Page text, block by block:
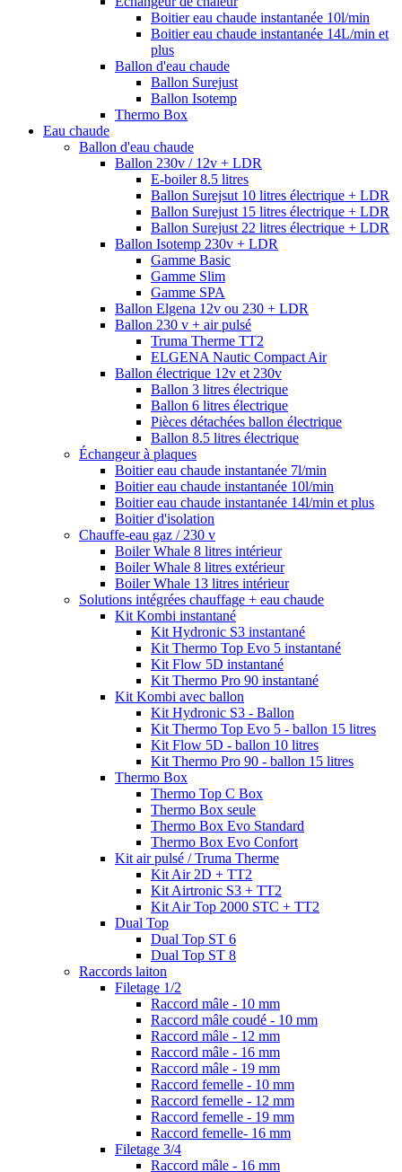
Boitier eau chaude instantanée 10l/min
Boitier eau chaude instantanée 14L/min et
plus
Ballon d'eau chaude
Ballon Surejust
Ballon Isotemp
Thermo Box
Eau chaude
Ballon d'eau chaude
Ballon 230v / 12v + LDR
E-boiler 8.5 litres
Ballon Surejsut 10 litres électrique + LDR
Ballon Surejust 15 litres électrique + LDR
Ballon Surejust 22 litres électrique + LDR
Ballon Isotemp 230v + LDR
Gamme Basic
Gamme Slim
Gamme SPA
Ballon Elgena 12v ou 230 + LDR
Ballon 230 v + air pulsé
Truma Therme TT2
ELGENA Nautic Compact Air
Ballon électrique 12v et 230v
Ballon 3 litres électrique
Ballon 6 litres électrique
Pièces détachées ballon électrique
Ballon 8.5 litres électrique
Échangeur à plaques
Boitier eau chaude instantanée 7l/min
Boitier eau chaude instantanée 10l/min
Boitier eau chaude instantanée 14l/min et plus
Boitier d'isolation
Chauffe-eau gaz / 230 v
Boiler Whale 8 litres intérieur
Boiler Whale 8 litres extérieur
Boiler Whale 13 litres intérieur
Solutions intégrées chauffage + eau chaude
Kit Kombi instantané
Kit Hydronic S3 instantané
Kit Thermo Top Evo 5 instantané
Kit Flow 5D instantané
Kit Thermo Pro 90 instantané
Kit Kombi avec ballon
Kit Hydronic S3 - Ballon
Kit Thermo Top Evo 5 - ballon 15 litres
Kit Flow 5D - ballon 10 litres
Kit Thermo Pro 90 - ballon 15 litres
Thermo Box
Thermo Top C Box
Thermo Box seule
Thermo Box Evo Standard
Thermo Box Evo Confort
Kit air pulsé / Truma Therme
Kit Air 2D + TT2
Kit Airtronic S3 + TT2
Kit Air Top 2000 STC + TT2
Dual Top
Dual Top ST 6
Dual Top ST 8
Raccords laiton
Filetage 1/2
Raccord mâle - 10 mm
Raccord mâle coudé - 10 mm
Raccord mâle - 12 mm
Raccord mâle - 16 mm
Raccord mâle - 19 mm
Raccord femelle - 10 mm
Raccord femelle - 12 mm
Raccord femelle - 19 mm
Raccord femelle- 16 mm
Filetage 3/4
Raccord mâle - 16 mm